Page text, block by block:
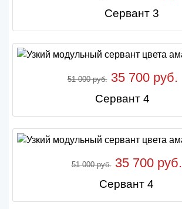
Сервант 3
51 000 руб.35 700 руб.
Сервант 4
51 000 руб.35 700 руб.
Сервант 4